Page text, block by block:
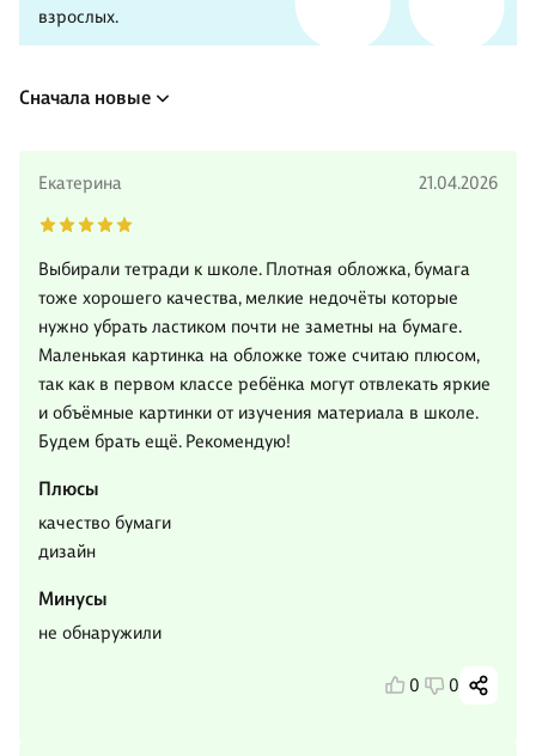
взрослых.
Сначала новые
Екатерина 21.04.2026
Выбирали тетради к школе. Плотная обложка, бумага
тоже хорошего качества, мелкие недочёты которые
нужно убрать ластиком почти не заметны на бумаге.
Маленькая картинка на обложке тоже считаю плюсом,
так как в первом классе ребёнка могут отвлекать яркие
и объёмные картинки от изучения материала в школе.
Будем брать ещё. Рекомендую!
Плюсы
качество бумаги
дизайн
Минусы
не обнаружили
0 0